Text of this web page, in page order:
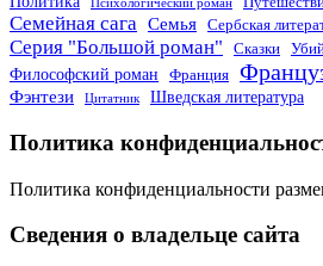
Психологический роман
Семейная сага Семья Сербская
Серия "Большой роман" Сказки
Философский роман
Франция
Фэнтези Цитатник Шведская литература
Политика
Политика конфиденциальности
Сведения о владельце сайта